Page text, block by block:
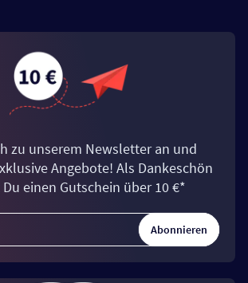
zu unserem Newsletter an und
Angebote! Als Dankeschön
einen Gutschein über 10 €*
Abonnieren